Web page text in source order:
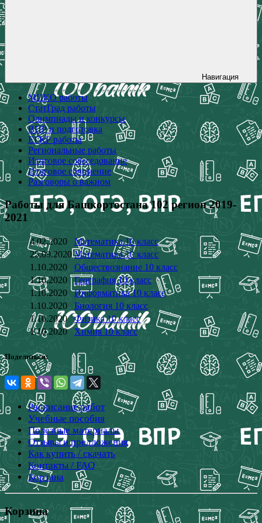
Навигация
МЦКО работы
СтатГрад работы
Олимпиады и конкурсы
ВПР и подготовка
ЕГКР работы
Региональные работы
Итоговое собеседование
Итоговое сочинение
Разговоры о важном
Работы для Башкортостана 102 регион 2019-
2021
4.02.2020
Математика 10 класс
25.09.2020 Математика 10 класс
1.10.2020
Обществознание 10 класс
1.10.2020
География 10 класс
1.10.2020
Информатика 10 класс
1.10.2020
Биология 10 класс
1.10.2020
Физика 10 класс
1.10.2020
Химия 10 класс
Поделиться:
Расписание работ
Учебные пособия
Полезные материалы
Отзывы и предложения
Как купить / скачать
Контакты / FAQ
Корзина
Корзина